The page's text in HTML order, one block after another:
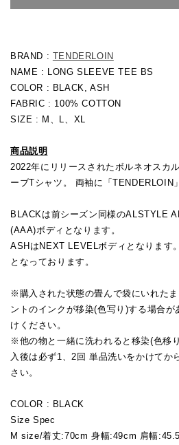
BRAND : TENDERLOIN
NAME : LONG SLEEVE TEE BS
COLOR : BLACK, ASH
FABRIC : 100% COTTON
SIZE : M、L、XL
商品説明
2022年にリリースされたボルネオスカ
ーブTシャツ。 両袖に「TENDERLOIN
BLACKは前シーズン同様のALSTYLE
(AAA)ボディとなります。
ASHはNEXT LEVELボディとなります
となっております。
※購入された状態の畳んで袋にいれた
ントのインクが移染(色写り)する場合
けください。
※他の物と一緒に洗われると移染(色移
入後は必ず1、2回 単品洗いをかけてか
さい。
COLOR : BLACK
Size Spec
M size/着丈:70cm 身幅:49cm 肩幅